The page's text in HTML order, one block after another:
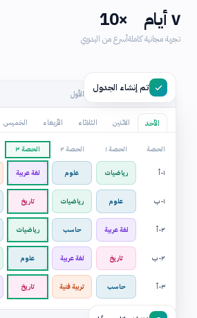
٧ أيام
تجربة مجانية كاملة
×10
أسرع من اليدوي
تم إنشاء الجدول
الجدول الرئيسي — الفصل الأول
الأحد الاثنين الثلاثاء الأربعاء الخميس
الحصة الحصة ١ الحصة ٢ الحصة ٣
١-أ رياضيات علوم لغة عربية
١-ب علوم رياضيات تاريخ
٢-أ لغة عربية حاسب رياضيات
٢-ب تاريخ لغة عربية علوم
٣-أ حاسب تربية فنية تاريخ